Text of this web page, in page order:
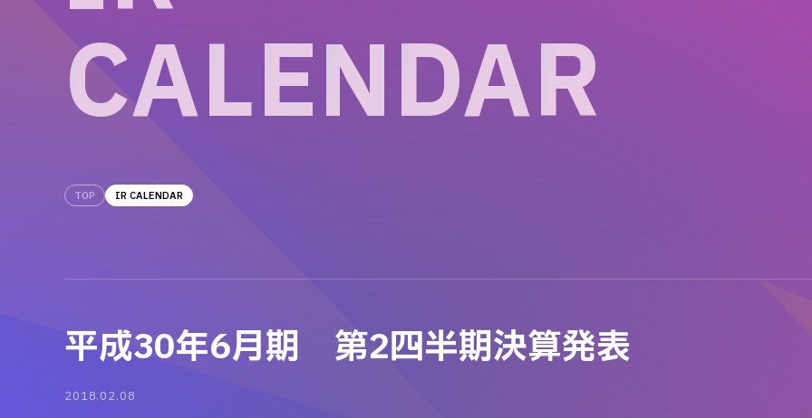
CALENDAR
TOP IR CALENDAR
平成30年6月期 第2四半期決算発表
2018.02.08